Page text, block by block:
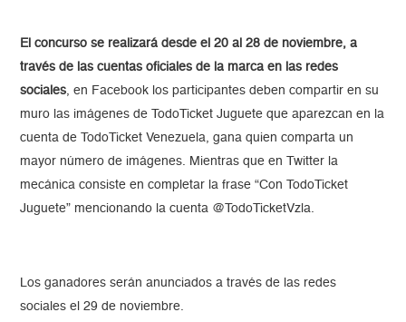
El concurso se realizará desde el 20 al 28 de noviembre, a
través de las cuentas oficiales de la marca en las redes
sociales, en Facebook los participantes deben compartir en su
muro las imágenes de TodoTicket Juguete que aparezcan en la
cuenta de TodoTicket Venezuela, gana quien comparta un
mayor número de imágenes. Mientras que en Twitter la
mecánica consiste en completar la frase “Con TodoTicket
Juguete” mencionando la cuenta @TodoTicketVzla.
Los ganadores serán anunciados a través de las redes
sociales el 29 de noviembre.